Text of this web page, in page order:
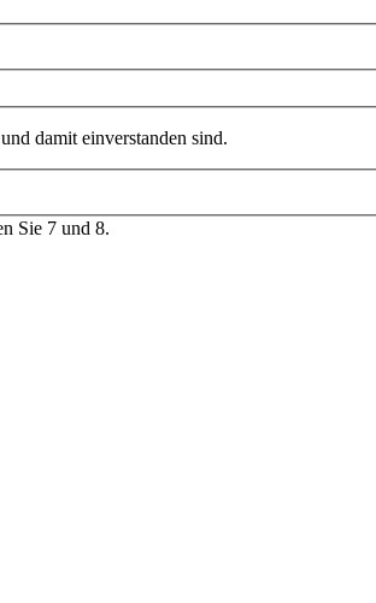
damit einverstanden sind.
Sie 7 und 8.